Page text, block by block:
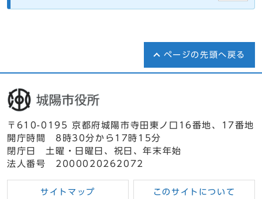
ページの先頭へ戻る
〒610-0195 京都府城陽市寺田東ノ口16番地、17番地
開庁時間 8時30分から17時15分
閉庁日 土曜・日曜日、祝日、年末年始
法人番号 2000020262072
サイトマップ このサイトについて